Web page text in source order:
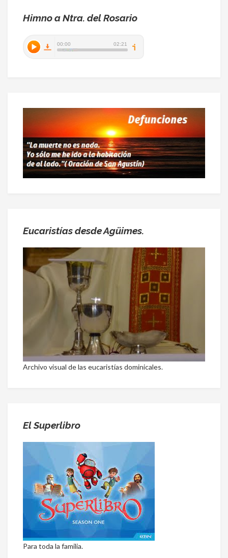
Himno a Ntra. del Rosario
Eucaristías desde Agüimes.
Archivo visual de las eucaristías dominicales.
El Superlibro
Para toda la familia.